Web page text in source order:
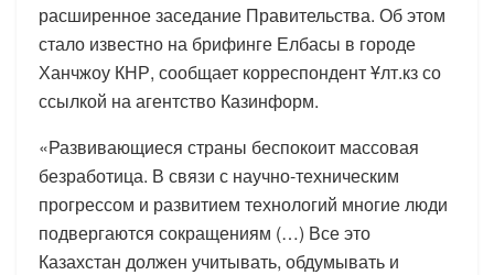
расширенное заседание Правительства. Об этом
стало известно на брифинге Елбасы в городе
Ханчжоу КНР, сообщает корреспондент Ұлт.кз со
ссылкой на агентство Казинформ.
«Развивающиеся страны беспокоит массовая
безработица. В связи с научно-техническим
прогрессом и развитием технологий многие люди
подвергаются сокращениям (…) Все это
Казахстан должен учитывать, обдумывать и